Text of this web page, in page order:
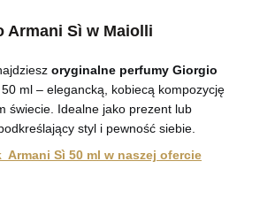
Armani Sì w Maiolli
oryginalne perfumy Giorgio
ml – elegancką, kobiecą kompozycję
świecie. Idealne jako prezent lub
styl i pewność siebie.
Armani Sì 50 ml w naszej ofercie